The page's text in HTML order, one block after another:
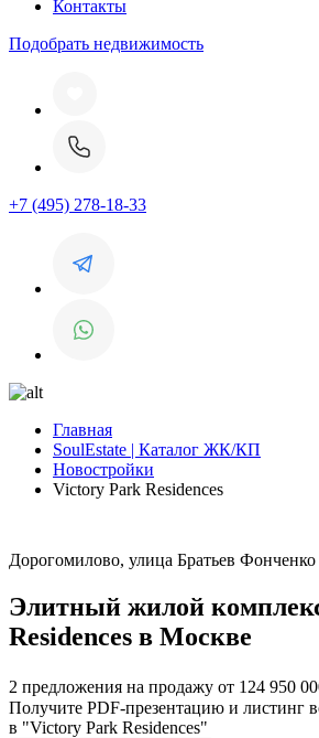
Контакты
Подобрать недвижимость
+7 (495) 278-18-33
Главная
SoulEstate | Каталог ЖК/КП
Новостройки
Victory Park Residences
Дорогомилово, улица Братьев Фонченко
Элитный жилой
Residences в Москве
2 предложения на продажу от 124 950
Получите PDF-презентацию и листинг
в "Victory Park Residences"